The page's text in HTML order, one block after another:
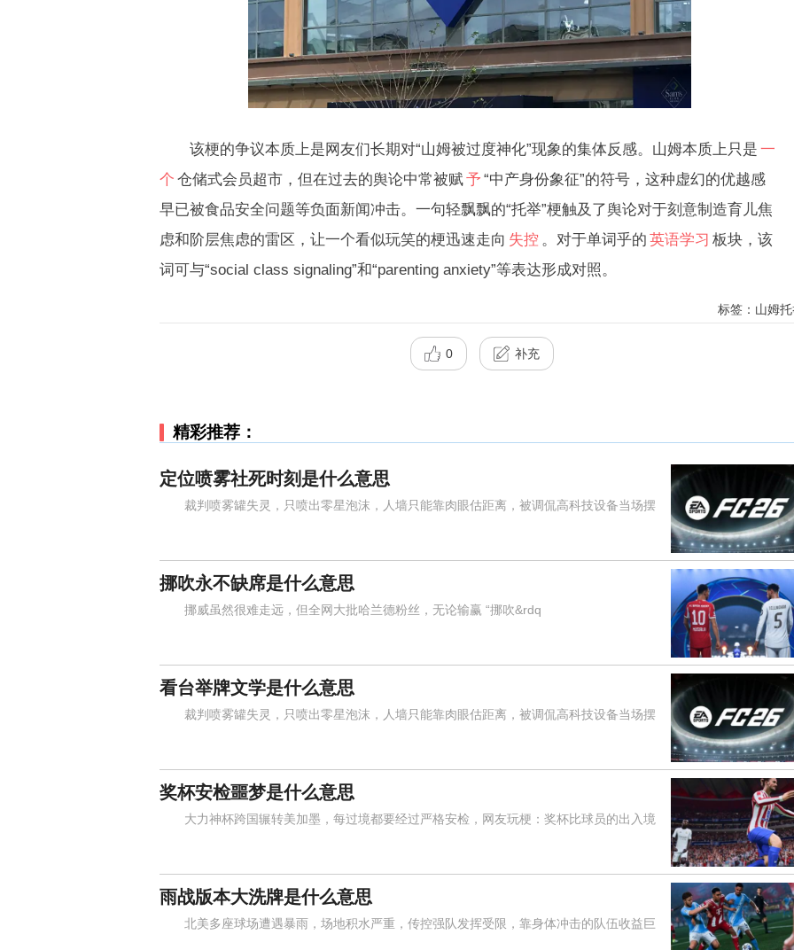
该梗的争议本质上是网友们长期对“山姆被过度神化”现象的集体反感。山姆本质上只是 一
个 仓储式会员超市，但在过去的舆论中常被赋予 “中产身份象征”的符号，这种虚幻的优越感
早已被食品安全问题等负面新闻冲击。一句轻飘飘的“托举”梗触及了舆论对于刻意制造育儿焦
虑和阶层焦虑的雷区，让一个看似玩笑的梗迅速走向 失控 。对于单词乎的 英语学习 板块，该
词可与“social class signaling”和“parenting anxiety”等表达形成对照。
标签：山姆
0 补充
精彩推荐：
定位喷雾社死时刻是什么意思
裁判喷雾罐失灵，只喷出零星泡沫，人墙只能靠肉眼估距离，被调侃高科技设备当场摆
挪吹永不缺席是什么意思
挪威虽然很难走远，但全网大批哈兰德粉丝，无论输赢 “挪吹&rdq
看台举牌文学是什么意思
裁判喷雾罐失灵，只喷出零星泡沫，人墙只能靠肉眼估距离，被调侃高科技设备当场摆
奖杯安检噩梦是什么意思
大力神杯跨国辗转美加墨，每过境都要经过严格安检，网友玩梗：奖杯比球员的出入境
雨战版本大洗牌是什么意思
北美多座球场遭遇暴雨，场地积水严重，传控强队发挥受限，靠身体冲击的队伍收益巨